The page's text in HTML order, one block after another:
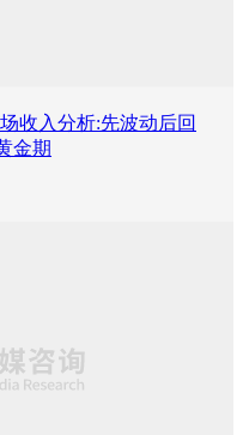
收入分析:先波动后回
金期